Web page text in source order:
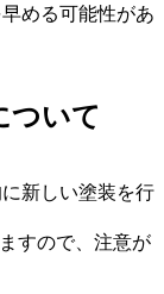
める可能性があ
ついて
新しい塗装を行
すので、注意が